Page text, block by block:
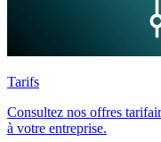
Tarifs
Consultez nos offres
à votre entreprise.